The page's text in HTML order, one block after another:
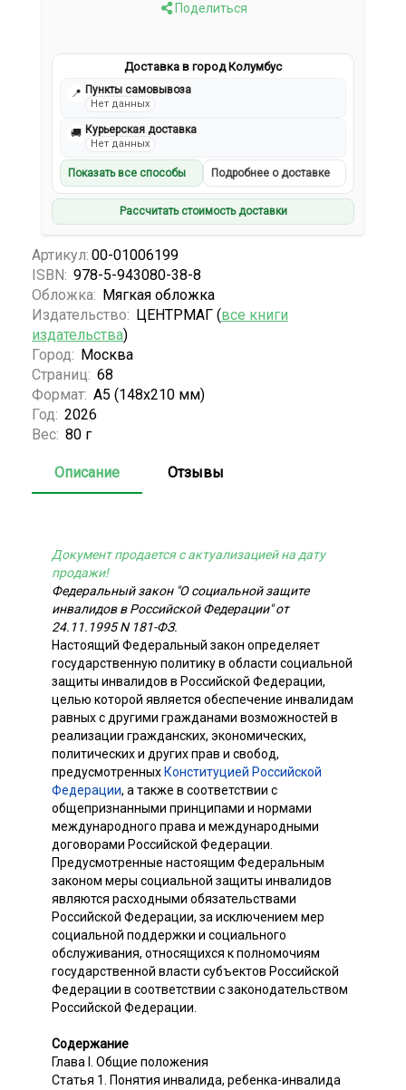
Поделиться
Доставка в город Колумбус
📍 Пункты самовывоза
Нет данных
🚚 Курьерская доставка
Нет данных
Показать все способы Подробнее о доставке
Рассчитать стоимость доставки
Артикул: 00-01006199
ISBN: 978-5-943080-38-8
Обложка: Мягкая обложка
Издательство: ЦЕНТРМАГ (все книги
издательства)
Город: Москва
Страниц: 68
Формат: А5 (148x210 мм)
Год: 2026
Вес: 80 г
Описание Отзывы
Документ продается с актуализацией на дату
продажи!
Федеральный закон "О социальной защите
инвалидов в Российской Федерации" от
24.11.1995 N 181-ФЗ.
Настоящий Федеральный закон определяет
государственную политику в области социальной
защиты инвалидов в Российской Федерации,
целью которой является обеспечение инвалидам
равных с другими гражданами возможностей в
реализации гражданских, экономических,
политических и других прав и свобод,
предусмотренных Конституцией Российской
Федерации, а также в соответствии с
общепризнанными принципами и нормами
международного права и международными
договорами Российской Федерации.
Предусмотренные настоящим Федеральным
законом меры социальной защиты инвалидов
являются расходными обязательствами
Российской Федерации, за исключением мер
социальной поддержки и социального
обслуживания, относящихся к полномочиям
государственной власти субъектов Российской
Федерации в соответствии с законодательством
Российской Федерации.
Содержание
Глава I. Общие положения
Статья 1. Понятия инвалида, ребенка-инвалида